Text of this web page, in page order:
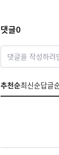
댓글0
댓글을 작성하려
추천순최신순답글